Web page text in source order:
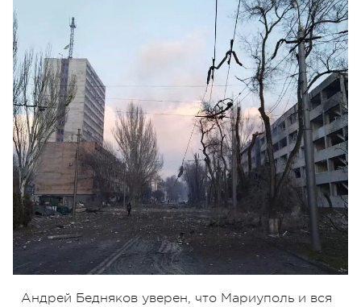
Андрей Бедняков уверен, что Мариуполь и вся